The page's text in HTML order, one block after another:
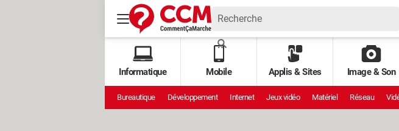
Informatique Mobile Applis & Sites Image & Son
Bureautique Développement Internet Jeux vidéo Matériel Réseau